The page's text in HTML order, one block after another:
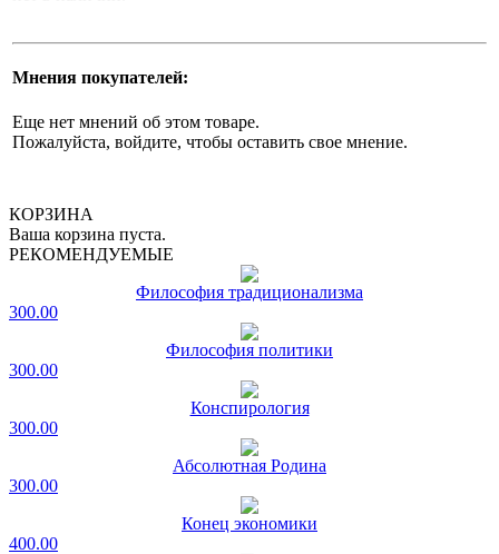
Мнения покупателей:
Еще нет мнений об этом товаре.
Пожалуйста, войдите, чтобы оставить свое мнение.
КОРЗИНА
Ваша корзина пуста.
РЕКОМЕНДУЕМЫЕ
Философия традиционализма
300.00
Философия политики
300.00
Конспирология
300.00
Абсолютная Родина
300.00
Конец экономики
400.00